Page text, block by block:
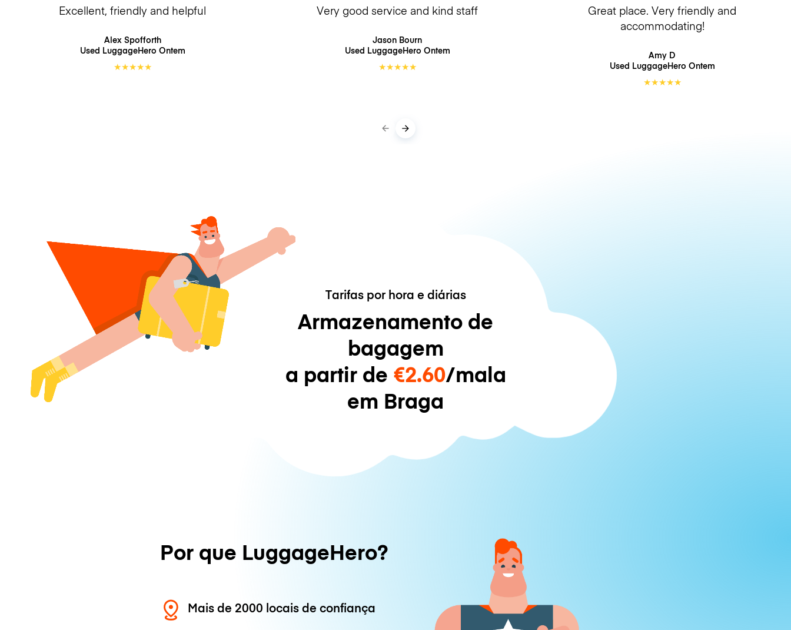
Excellent, friendly and helpful
Alex Spofforth
Used LuggageHero Ontem
★★★★★
Very good service and kind staff
Jason Bourn
Used LuggageHero Ontem
★★★★★
Great place. Very friendly and
accommodating!
Amy D
Used LuggageHero Ontem
★★★★★
Tarifas por hora e diárias
Armazenamento de
bagagem
a partir de €2.60/mala
em Braga
Por que LuggageHero?
Mais de 2000 locais de confiança